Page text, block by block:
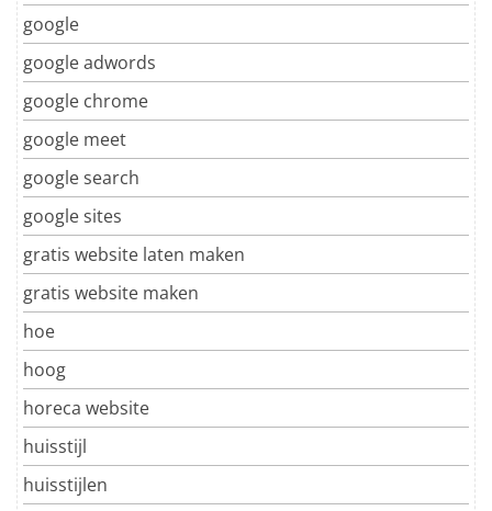
google
google adwords
google chrome
google meet
google search
google sites
gratis website laten maken
gratis website maken
hoe
hoog
horeca website
huisstijl
huisstijlen